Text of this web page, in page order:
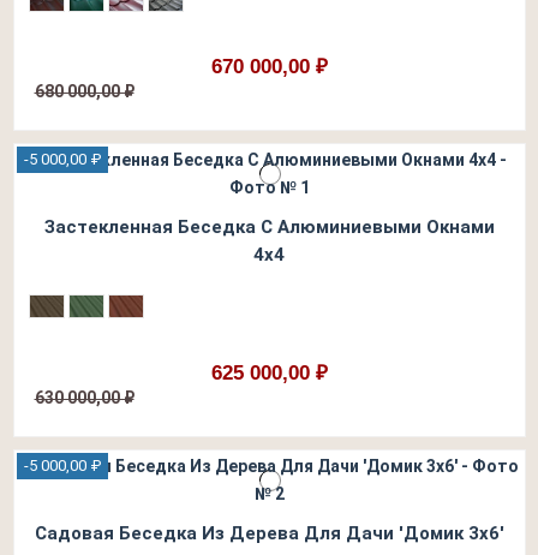
670 000,00 ₽
680 000,00 ₽
-5 000,00 ₽
Застекленная Беседка С Алюминиевыми Окнами
4х4
625 000,00 ₽
630 000,00 ₽
-5 000,00 ₽
Садовая Беседка Из Дерева Для Дачи 'Домик 3х6'